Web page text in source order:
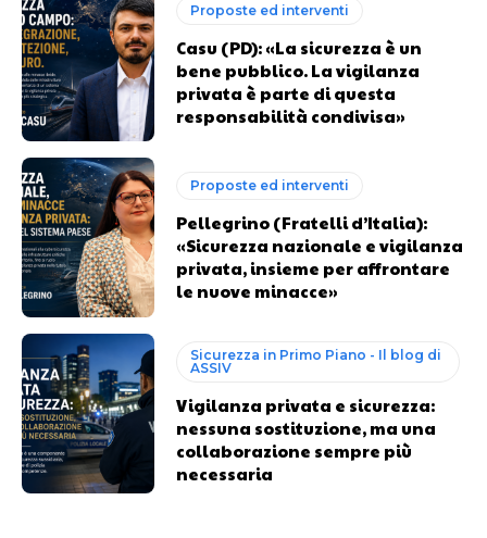
Proposte ed interventi
Casu (PD): «La sicurezza è un
bene pubblico. La vigilanza
privata è parte di questa
responsabilità condivisa»
Proposte ed interventi
Pellegrino (Fratelli d’Italia):
«Sicurezza nazionale e vigilanza
privata, insieme per affrontare
le nuove minacce»
Sicurezza in Primo Piano - Il blog di
ASSIV
Vigilanza privata e sicurezza:
nessuna sostituzione, ma una
collaborazione sempre più
necessaria